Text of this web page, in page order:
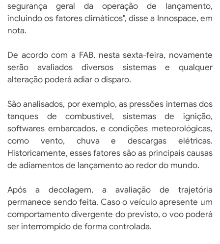
segurança geral da operação de lançamento,
incluindo os fatores climáticos", disse a Innospace, em
nota.
De acordo com a FAB, nesta sexta-feira, novamente
serão avaliados diversos sistemas e qualquer
alteração poderá adiar o disparo.
São analisados, por exemplo, as pressões internas dos
tanques de combustível, sistemas de ignição,
softwares embarcados, e condições meteorológicas,
como vento, chuva e descargas elétricas.
Historicamente, esses fatores são as principais causas
de adiamentos de lançamento ao redor do mundo.
Após a decolagem, a avaliação de trajetória
permanece sendo feita. Caso o veículo apresente um
comportamento divergente do previsto, o voo poderá
ser interrompido de forma controlada.